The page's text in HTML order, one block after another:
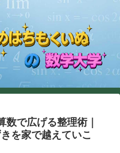
数で広げる整理術｜
を家で越えていこ